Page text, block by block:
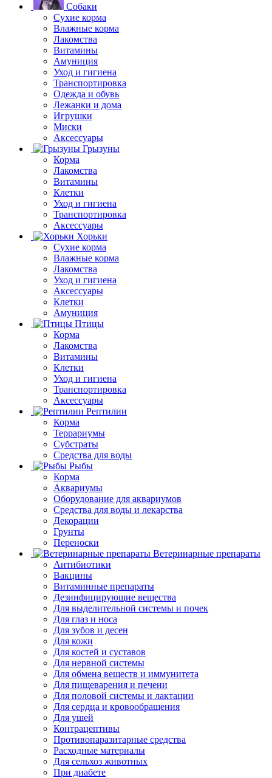
Собаки
Сухие корма
Влажные корма
Лакомства
Витамины
Амуниция
Уход и гигиена
Транспортировка
Одежда и обувь
Лежанки и дома
Игрушки
Миски
Аксессуары
Грызуны
Корма
Лакомства
Витамины
Клетки
Уход и гигиена
Транспортировка
Аксессуары
Хорьки
Сухие корма
Влажные корма
Лакомства
Уход и гигиена
Аксессуары
Клетки
Амуниция
Птицы
Корма
Лакомства
Витамины
Клетки
Уход и гигиена
Транспортировка
Аксессуары
Рептилии
Корма
Террариумы
Субстраты
Средства для воды
Рыбы
Корма
Аквариумы
Оборудование для аквариумов
Средства для воды и лекарства
Декорации
Грунты
Переноски
Ветеринарные препараты
Антибиотики
Вакцины
Витаминные препараты
Дезинфицирующие вещества
Для выделительной системы и почек
Для глаз и носа
Для зубов и десен
Для кожи
Для костей и суставов
Для нервной системы
Для обмена веществ и иммунитета
Для пищеварения и печени
Для половой системы и лактации
Для сердца и кровообращения
Для ушей
Контрацептивы
Противопаразитарные средства
Расходные материалы
Для сельхоз животных
При диабете